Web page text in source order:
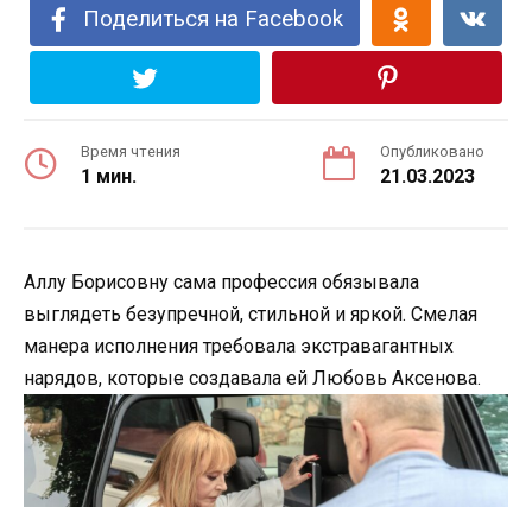
Поделиться на Facebook
Время чтения
1 мин.
Опубликовано
21.03.2023
Аллу Борисовну сама профессия обязывала
выглядеть безупречной, стильной и яркой. Смелая
манера исполнения требовала экстравагантных
нарядов, которые создавала ей Любовь Аксенова.